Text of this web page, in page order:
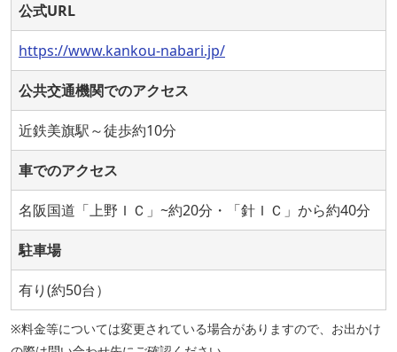
公式URL
https://www.kankou-nabari.jp/
公共交通機関でのアクセス
近鉄美旗駅～徒歩約10分
車でのアクセス
名阪国道「上野ＩＣ」~約20分・「針ＩＣ」から約40分
駐車場
有り(約50台）
※料金等については変更されている場合がありますので、お出かけ